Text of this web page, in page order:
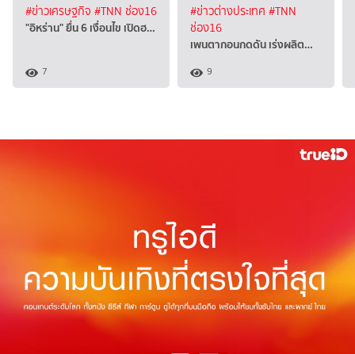
#ข่าวเศรษฐกิจ #TNN ช่อง16
"อิหร่าน" ยื่น 6 เงื่อนไข เปิดฮ…
7
#ข่าวต่างประเทศ #TNN
ช่อง16
เพนตากอนกดดัน เร่งผลิต…
9